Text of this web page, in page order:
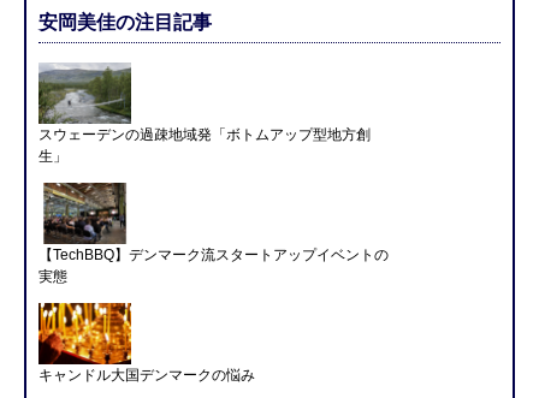
安岡美佳の注目記事
スウェーデンの過疎地域発「ボトムアップ型地方創
生」
【TechBBQ】デンマーク流スタートアップイベントの
実態
キャンドル大国デンマークの悩み